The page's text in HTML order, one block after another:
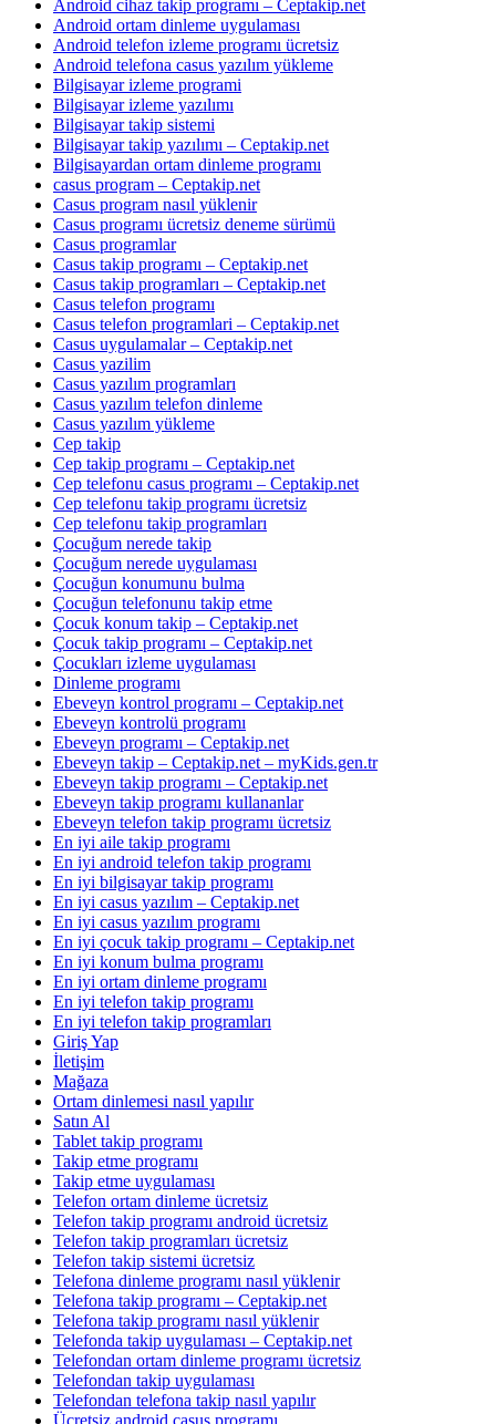
Android cihaz takip programı – Ceptakip.net
Android ortam dinleme uygulaması
Android telefon izleme programı ücretsiz
Android telefona casus yazılım yükleme
Bilgisayar izleme programi
Bilgisayar izleme yazılımı
Bilgisayar takip sistemi
Bilgisayar takip yazılımı – Ceptakip.net
Bilgisayardan ortam dinleme programı
casus program – Ceptakip.net
Casus program nasıl yüklenir
Casus programı ücretsiz deneme sürümü
Casus programlar
Casus takip programı – Ceptakip.net
Casus takip programları – Ceptakip.net
Casus telefon programı
Casus telefon programlari – Ceptakip.net
Casus uygulamalar – Ceptakip.net
Casus yazilim
Casus yazılım programları
Casus yazılım telefon dinleme
Casus yazılım yükleme
Cep takip
Cep takip programı – Ceptakip.net
Cep telefonu casus programı – Ceptakip.net
Cep telefonu takip programı ücretsiz
Cep telefonu takip programları
Çocuğum nerede takip
Çocuğum nerede uygulaması
Çocuğun konumunu bulma
Çocuğun telefonunu takip etme
Çocuk konum takip – Ceptakip.net
Çocuk takip programı – Ceptakip.net
Çocukları izleme uygulaması
Dinleme programı
Ebeveyn kontrol programı – Ceptakip.net
Ebeveyn kontrolü programı
Ebeveyn programı – Ceptakip.net
Ebeveyn takip – Ceptakip.net – myKids.gen.tr
Ebeveyn takip programı – Ceptakip.net
Ebeveyn takip programı kullananlar
Ebeveyn telefon takip programı ücretsiz
En iyi aile takip programı
En iyi android telefon takip programı
En iyi bilgisayar takip programı
En iyi casus yazılım – Ceptakip.net
En iyi casus yazılım programı
En iyi çocuk takip programı – Ceptakip.net
En iyi konum bulma programı
En iyi ortam dinleme programı
En iyi telefon takip programı
En iyi telefon takip programları
Giriş Yap
İletişim
Mağaza
Ortam dinlemesi nasıl yapılır
Satın Al
Tablet takip programı
Takip etme programı
Takip etme uygulaması
Telefon ortam dinleme ücretsiz
Telefon takip programı android ücretsiz
Telefon takip programları ücretsiz
Telefon takip sistemi ücretsiz
Telefona dinleme programı nasıl yüklenir
Telefona takip programı – Ceptakip.net
Telefona takip programı nasıl yüklenir
Telefonda takip uygulaması – Ceptakip.net
Telefondan ortam dinleme programı ücretsiz
Telefondan takip uygulaması
Telefondan telefona takip nasıl yapılır